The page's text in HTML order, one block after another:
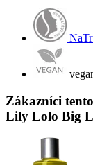
Zákazníci
Lily Lolo Big